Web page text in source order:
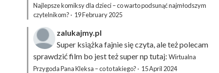
Najlepsze komiksy dla dzieci – co warto podsunąć najmłodszym
czytelnikom? · 19 February 2025
zalukajmy.pl
Super książka fajnie się czyta, ale też polecam
sprawdzić film bo jest też super np tutaj: Wirtualna
Przygoda Pana Kleksa – co to takiego? · 15 April 2024